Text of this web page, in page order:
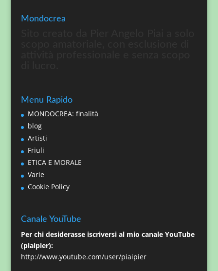
Mondocrea
Menu Rapido
MONDOCREA: finalità
blog
Artisti
Friuli
ETICA E MORALE
Varie
Cookie Policy
Canale YouTube
Per chi desiderasse iscriversi al mio canale YouTube
(piaipier):
http://www.youtube.com/user/piaipier